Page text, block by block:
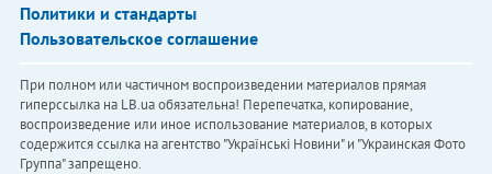
Политики и стандарты
Пользовательское соглашение
При полном или частичном воспроизведении материалов прямая
гиперссылка на LB.ua обязательна! Перепечатка, копирование,
воспроизведение или иное использование материалов, в которых
содержится ссылка на агентство "Українськi Новини" и "Украинская Фото
Группа" запрещено.